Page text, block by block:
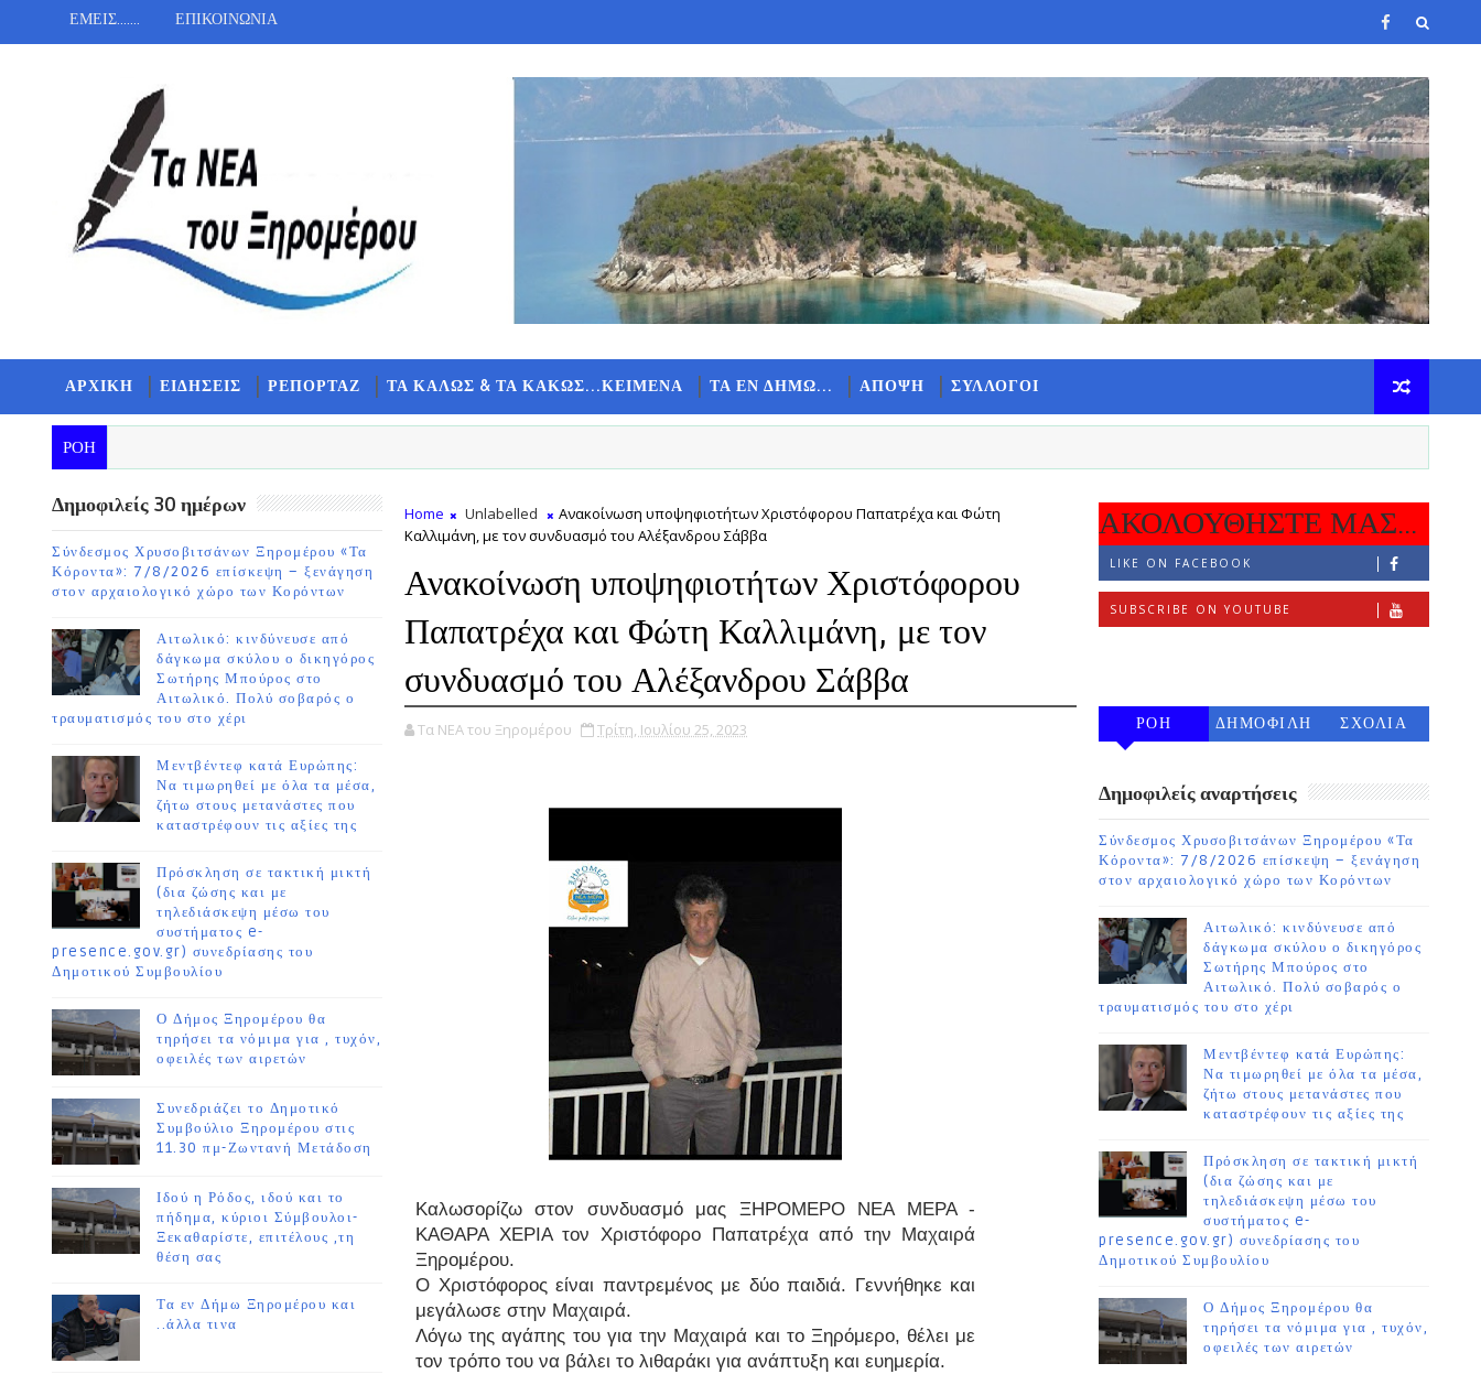
ΕΜΕΙΣ....... ΕΠΙΚΟΙΝΩΝΙΑ
ΑΡΧΙΚΗ ΕΙΔΗΣΕΙΣ ΡΕΠΟΡΤΑΖ ΤΑ ΚΑΛΩΣ & ΤΑ ΚΑΚΩΣ...ΚΕΙΜΕΝΑ ΤΑ ΕΝ ΔΗΜΩ... ΑΠΟΨΗ ΣΥΛΛΟΓΟΙ
ΡΟΗ
Δημοφιλείς 30 ημέρων
Σύνδεσμος Χρυσοβιτσάνων Ξηρομέρου «Τα
Κόροντα»: 7/8/2026 επίσκεψη – ξενάγηση
στον αρχαιολογικό χώρο των Κορόντων
Αιτωλικό: κινδύνευσε από
δάγκωμα σκύλου ο δικηγόρος
Σωτήρης Μπούρος στο
Αιτωλικό. Πολύ σοβαρός ο
τραυματισμός του στο χέρι
Μεντβέντεφ κατά Ευρώπης:
Να τιμωρηθεί με όλα τα μέσα,
ζήτω στους μετανάστες που
καταστρέφουν τις αξίες της
Πρόσκληση σε τακτική μικτή
(δια ζώσης και με
τηλεδιάσκεψη μέσω του
συστήματος e-
presence.gov.gr) συνεδρίασης του
Δημοτικού Συμβουλίου
Ο Δήμος Ξηρομέρου θα
τηρήσει τα νόμιμα για , τυχόν,
οφειλές των αιρετών
Συνεδριάζει το Δημοτικό
Συμβούλιο Ξηρομέρου στις
11.30 πμ-Ζωντανή Μετάδοση
Ιδού η Ρόδος, ιδού και το
πήδημα, κύριοι Σύμβουλοι-
Ξεκαθαρίστε, επιτέλους ,τη
θέση σας
Τα εν Δήμω Ξηρομέρου και
..άλλα τινα
Home Unlabelled
Ανακοίνωση υποψηφιοτήτων Χριστόφορου Παπατρέχα και Φώτη
Καλλιμάνη, με τον συνδυασμό του Αλέξανδρου Σάββα
Ανακοίνωση υποψηφιοτήτων Χριστόφορου
Παπατρέχα και Φώτη Καλλιμάνη, με τον
συνδυασμό του Αλέξανδρου Σάββα
Τα ΝΕΑ του Ξηρομέρου Τρίτη, Ιουλίου 25, 2023
Kαλωσορίζω στον συνδυασμό μας ΞΗΡΟΜΕΡΟ ΝΕΑ ΜΕΡΑ -
ΚΑΘΑΡΑ ΧΕΡΙΑ τον Χριστόφορο Παπατρέχα από την Μαχαιρά
Ξηρομέρου.
Ο Χριστόφορος είναι παντρεμένος με δύο παιδιά. Γεννήθηκε και
μεγάλωσε στην Μαχαιρά.
Λόγω της αγάπης του για την Μαχαιρά και το Ξηρόμερο, θέλει με
τον τρόπο του να βάλει το λιθαράκι για ανάπτυξη και ευημερία.
ΑΚΟΛΟΥΘΗΣΤΕ ΜΑΣ...
LIKE ON FACEBOOK
SUBSCRIBE ON YOUTUBE
ΡΟΗ
ΔΗΜΟΦΙΛΗ
ΣΧΟΛΙΑ
Δημοφιλείς αναρτήσεις
Σύνδεσμος Χρυσοβιτσάνων Ξηρομέρου «Τα
Κόροντα»: 7/8/2026 επίσκεψη – ξενάγηση
στον αρχαιολογικό χώρο των Κορόντων
Αιτωλικό: κινδύνευσε από
δάγκωμα σκύλου ο δικηγόρος
Σωτήρης Μπούρος στο
Αιτωλικό. Πολύ σοβαρός ο
τραυματισμός του στο χέρι
Μεντβέντεφ κατά Ευρώπης:
Να τιμωρηθεί με όλα τα μέσα,
ζήτω στους μετανάστες που
καταστρέφουν τις αξίες της
Πρόσκληση σε τακτική μικτή
(δια ζώσης και με
τηλεδιάσκεψη μέσω του
συστήματος e-
presence.gov.gr) συνεδρίασης του
Δημοτικού Συμβουλίου
Ο Δήμος Ξηρομέρου θα
τηρήσει τα νόμιμα για , τυχόν,
οφειλές των αιρετών